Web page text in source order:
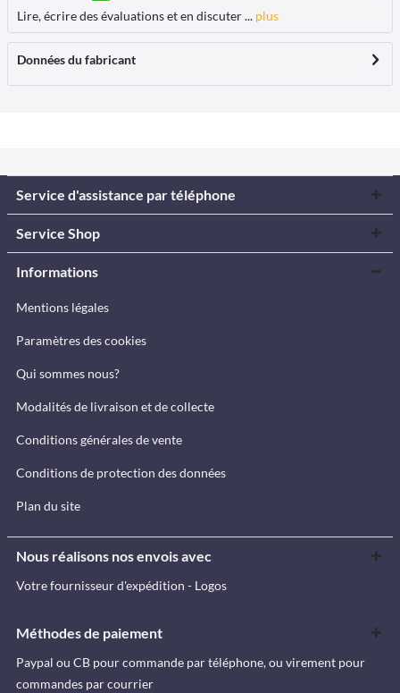
Lire, écrire des évaluations et en discuter ... plus
Données du fabricant
Service d'assistance par téléphone
Service Shop
Informations
Mentions légales
Paramètres des cookies
Qui sommes nous?
Modalités de livraison et de collecte
Conditions générales de vente
Conditions de protection des données
Plan du site
Nous réalisons nos envois avec
Votre fournisseur d'expédition - Logos
Méthodes de paiement
Paypal ou CB pour commande par téléphone, ou virement pour
commandes par courrier